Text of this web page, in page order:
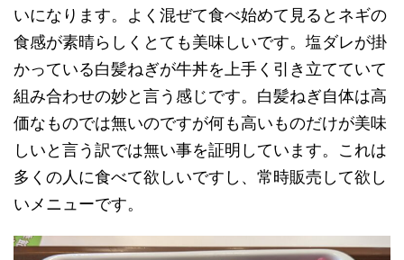
いになります。よく混ぜて食べ始めて見るとネギの
食感が素晴らしくとても美味しいです。塩ダレが掛
かっている白髪ねぎが牛丼を上手く引き立てていて
組み合わせの妙と言う感じです。白髪ねぎ自体は高
価なものでは無いのですが何も高いものだけが美味
しいと言う訳では無い事を証明しています。これは
多くの人に食べて欲しいですし、常時販売して欲し
いメニューです。